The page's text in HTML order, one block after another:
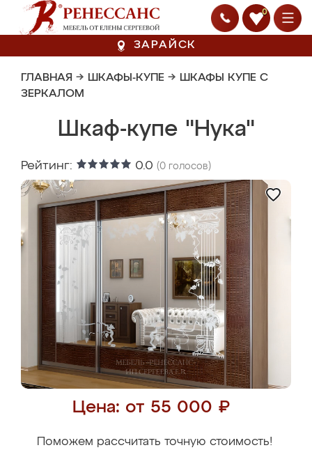
0
ЗАРАЙСК
ГЛАВНАЯ → ШКАФЫ-КУПЕ → ШКАФЫ КУПЕ С
ЗЕРКАЛОМ
Шкаф-купе "Нука"
Рейтинг: 0.0 (0 голосов)
Цена: от 55 000 ₽
Поможем рассчитать точную стоимость!